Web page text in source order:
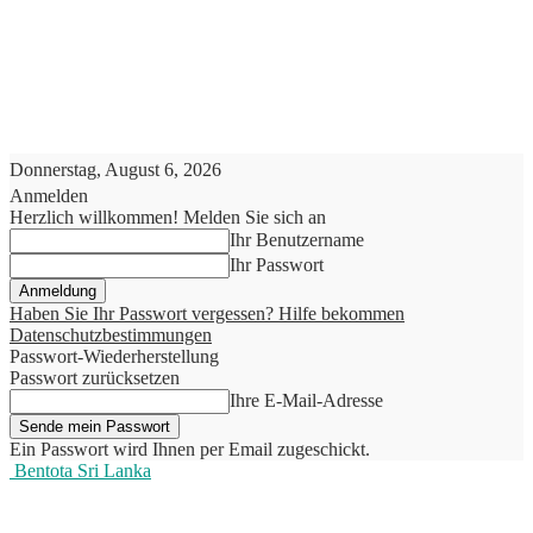
Donnerstag, August 6, 2026
Anmelden
Herzlich willkommen! Melden Sie sich an
Ihr Benutzername
Ihr Passwort
Haben Sie Ihr Passwort vergessen? Hilfe bekommen
Datenschutzbestimmungen
Passwort-Wiederherstellung
Passwort zurücksetzen
Ihre E-Mail-Adresse
Ein Passwort wird Ihnen per Email zugeschickt.
Bentota Sri Lanka